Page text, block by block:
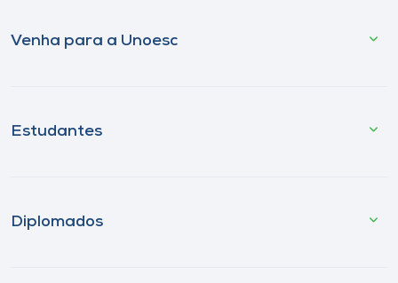
Venha para a Unoesc
Estudantes
Diplomados